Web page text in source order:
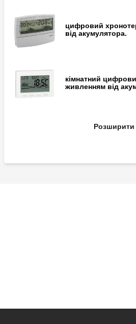
цифровий
від акумулятора.
кімнатний
живленням від
Розширити